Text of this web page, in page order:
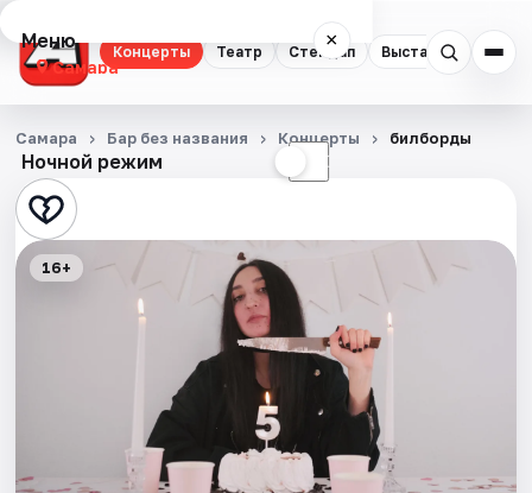
Концерты Театр Стендап Выставки
Меню ×
Самара
Концерты
Театр
Стендап
Ночной режим ☾
Самара Бар без названия Концерты билборды
16+